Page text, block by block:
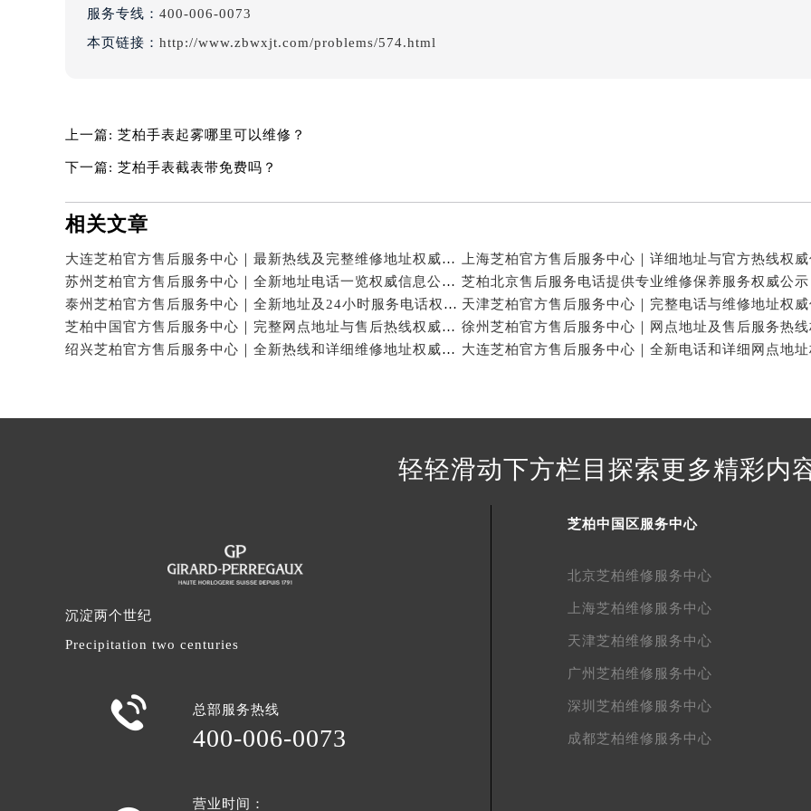
吉林省四平市铁东区紫气大路与南九经街交汇处芝柏售后服务中心（需提前预约）
吉林省松原市宁江区五环大街芝柏售后服务中心（需提前预约）
辽宁省本溪市平山区胜利路芝柏售后服务中心（需提前预约）
辽宁省朝阳市双塔区新华路芝柏售后服务中心（需提前预约）
辽宁省葫芦岛市连山区中央路芝柏售后服务中心（需提前预约）
辽宁省锦州市古塔区中央大街芝柏售后服务中心（需提前预约）
辽宁省辽阳市白塔区新运大街芝柏售后服务中心（需提前预约）
辽宁省盘锦市兴隆台区石油大街芝柏售后服务中心（需提前预约）
辽宁省沈阳市沈河区中街路137号亨得利名表维修授权店1楼芝柏售后服务中心（需提前预约）
北京市朝阳区建国门外大街甲6号华熙国际中心D座11层1102室芝柏售后服务中心（北京总部）（需
河北省保定市竞秀区朝阳北大街北国先天下芝柏售后服务中心（需提前预约）
内蒙古自治区阿拉善盟市左旗土尔扈特大街芝柏售后服务中心（需提前预约）
内蒙古自治区巴彦淖尔市临河区新华街芝柏售后服务中心（需提前预约）
内蒙古自治区鄂尔多斯市东胜区伊金霍洛街芝柏售后服务中心（需提前预约）
内蒙古自治区呼伦贝尔市海拉尔区中央街芝柏售后服务中心（需提前预约）
内蒙古自治区通辽市科尔沁区明仁大街芝柏售后服务中心（需提前预约）
内蒙古自治区乌兰察布市集宁区恩和大街芝柏售后服务中心（需提前预约）
内蒙古自治区兴安盟市乌兰浩特市兴安大街芝柏售后服务中心（需提前预约）
服务专线： 400-006-0073
本页链接： http://www.zbwxjt.com/problems/574.html
上一篇: 芝柏手表起雾哪里可以维修？
下一篇: 芝柏手表截表带免费吗？
相关文章
大连芝柏官方售后服务中心｜最新热线及完整维修地址权威信息公告（2026年7月最新）
苏州芝柏官方售后服务中心｜全新地址电话一览权威信息公告（2026年7月最新）
泰州芝柏官方售后服务中心｜全新地址及24小时服务电话权威信息公告（2026年7月最新）
芝柏中国官方售后服务中心｜完整网点地址与售后热线权威信息公示（2026年7月更新）
绍兴芝柏官方售后服务中心｜全新热线和详细维修地址权威信息公告（2026年7月最新）
轻轻滑动下方栏目探索更多精彩内
沉淀两个世纪
Precipitation two centuries
 总部服务热线
400-006-0073
营业时间：
芝柏中国区服务中心
北京芝柏维修服务中心
上海芝柏维修服务中心
天津芝柏维修服务中心
广州芝柏维修服务中心
深圳芝柏维修服务中心
成都芝柏维修服务中心